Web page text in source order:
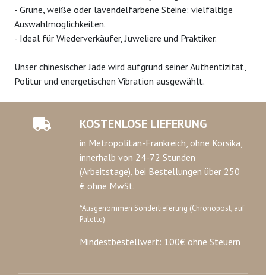
- Grüne, weiße oder lavendelfarbene Steine: vielfältige
Auswahlmöglichkeiten.
- Ideal für Wiederverkäufer, Juweliere und Praktiker.
Unser chinesischer Jade wird aufgrund seiner Authentizität,
Politur und energetischen Vibration ausgewählt.
KOSTENLOSE LIEFERUNG
in Metropolitan-Frankreich, ohne Korsika,
innerhalb von 24-72 Stunden
(Arbeitstage), bei Bestellungen über 250
€ ohne MwSt.
*Ausgenommen Sonderlieferung (Chronopost, auf
Palette)
Mindestbestellwert: 100€ ohne Steuern